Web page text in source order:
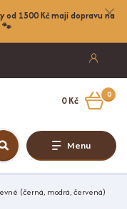
od 1500 Kč mají dopravu na
🐾
Menu
0
0 Kč
(černá, modrá, červená)